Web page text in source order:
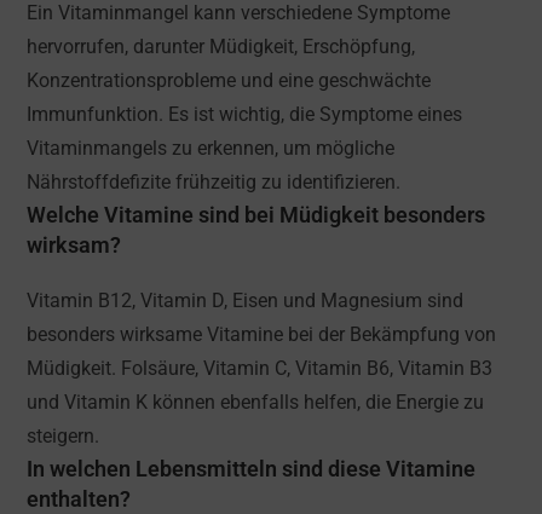
Ein Vitaminmangel kann verschiedene Symptome
hervorrufen, darunter Müdigkeit, Erschöpfung,
Konzentrationsprobleme und eine geschwächte
Immunfunktion. Es ist wichtig, die Symptome eines
Vitaminmangels zu erkennen, um mögliche
Nährstoffdefizite frühzeitig zu identifizieren.
Welche Vitamine sind bei Müdigkeit besonders
wirksam?
Vitamin B12, Vitamin D, Eisen und Magnesium sind
besonders wirksame Vitamine bei der Bekämpfung von
Müdigkeit. Folsäure, Vitamin C, Vitamin B6, Vitamin B3
und Vitamin K können ebenfalls helfen, die Energie zu
steigern.
In welchen Lebensmitteln sind diese Vitamine
enthalten?